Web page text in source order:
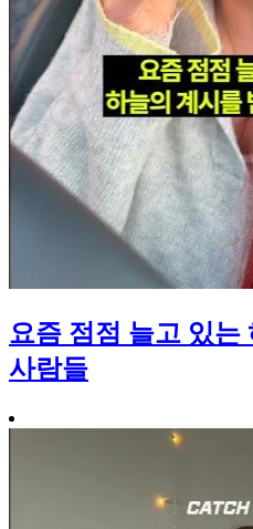
요즘 점점 늘고 있는
사람들